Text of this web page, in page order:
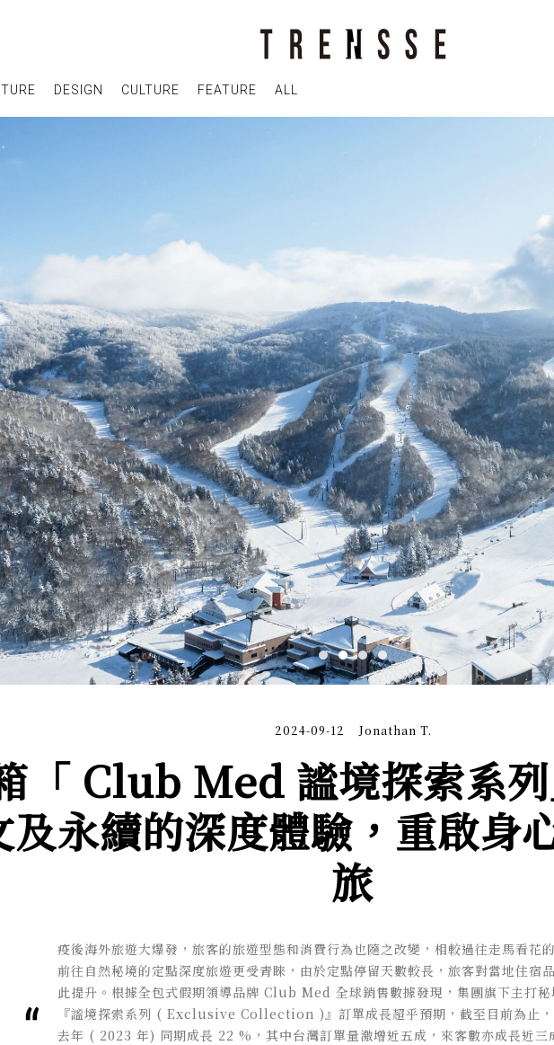
DESIGN CULTURE FEATURE ALL
「 Club Med 謐境探索系
及永續的深度體驗，重啟身
旅
Jonathan T.
2024-09-12
疫後海外旅遊大爆發，旅客的旅遊型態和消費行為也隨之改變，相較過往走馬看花
前往自然秘境的定點深度旅遊更受青睞，由於定點停留天數較長，旅客對當地住宿
此提升。根據全包式假期領導品牌 Club Med 全球銷售數據發現，集團旗下主打
『謐境探索系列 ( Exclusive Collection )』訂單成長超乎預期，截至目前為止
去年 ( 2023 年) 同期成長 22 %，其中台灣訂單量激增近五成，來客數亦成長近三